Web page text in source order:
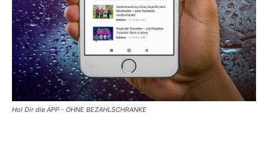
Hol Dir die APP - OHNE BEZAHLSCHRANKE